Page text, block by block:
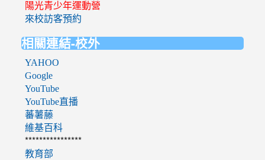
陽光青少年運動營
來校訪客預約
相關連結-校外
YAHOO
Google
YouTube
YouTube直播
蕃薯藤
維基百科
****************
教育部